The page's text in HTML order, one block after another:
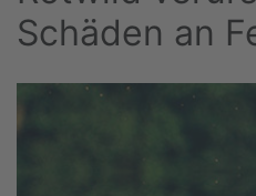
Schäden an